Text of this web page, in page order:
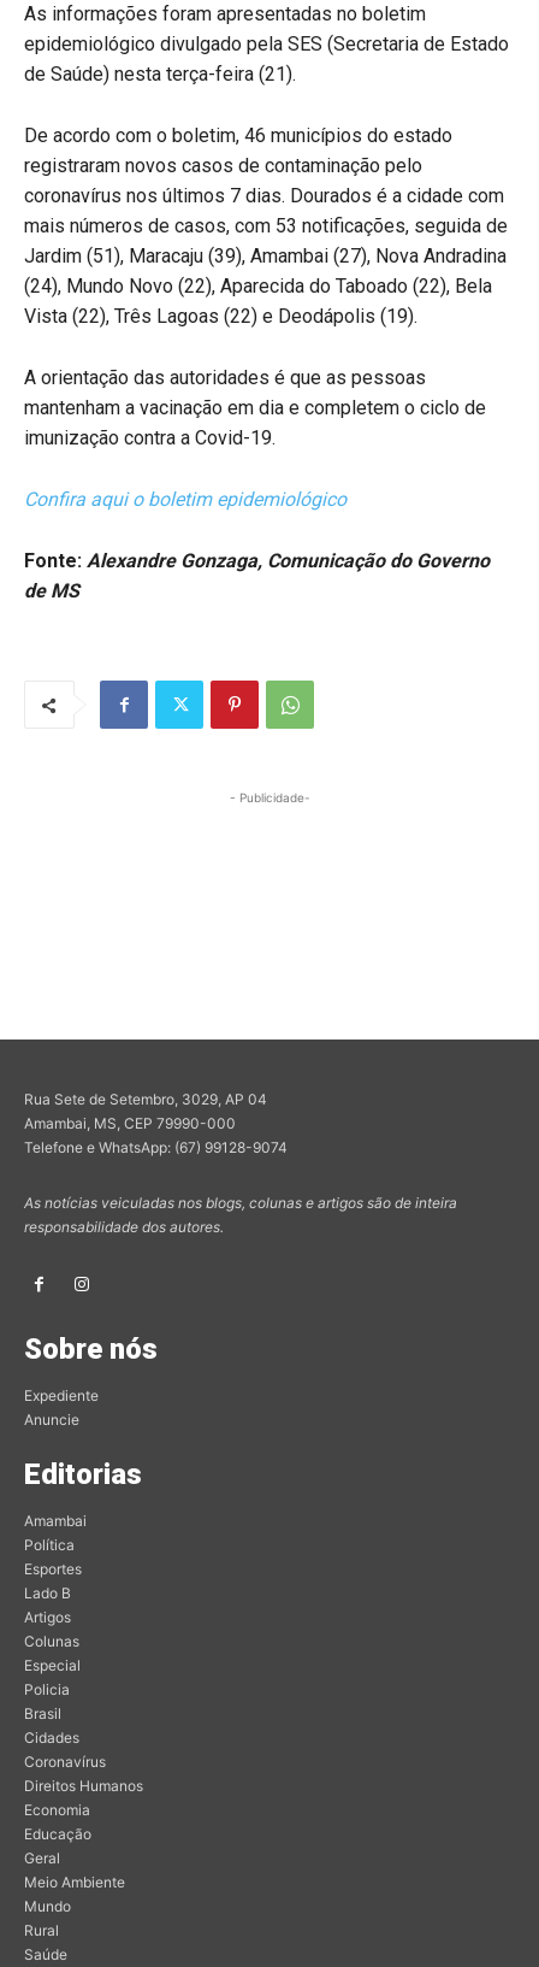
As informações foram apresentadas no boletim
epidemiológico divulgado pela SES (Secretaria de Estado
de Saúde) nesta terça-feira (21).
De acordo com o boletim, 46 municípios do estado
registraram novos casos de contaminação pelo
coronavírus nos últimos 7 dias. Dourados é a cidade com
mais números de casos, com 53 notificações, seguida de
Jardim (51), Maracaju (39), Amambai (27), Nova Andradina
(24), Mundo Novo (22), Aparecida do Taboado (22), Bela
Vista (22), Três Lagoas (22) e Deodápolis (19).
A orientação das autoridades é que as pessoas
mantenham a vacinação em dia e completem o ciclo de
imunização contra a Covid-19.
Confira aqui o boletim epidemiológico
Fonte: Alexandre Gonzaga, Comunicação do Governo
de MS
- Publicidade-
Rua Sete de Setembro, 3029, AP 04
Amambai, MS, CEP 79990-000
Telefone e WhatsApp: (67) 99128-9074
As notícias veiculadas nos blogs, colunas e artigos são de inteira
responsabilidade dos autores.
Sobre nós
Expediente
Anuncie
Editorias
Amambai
Política
Esportes
Lado B
Artigos
Colunas
Especial
Policia
Brasil
Cidades
Coronavírus
Direitos Humanos
Economia
Educação
Geral
Meio Ambiente
Mundo
Rural
Saúde